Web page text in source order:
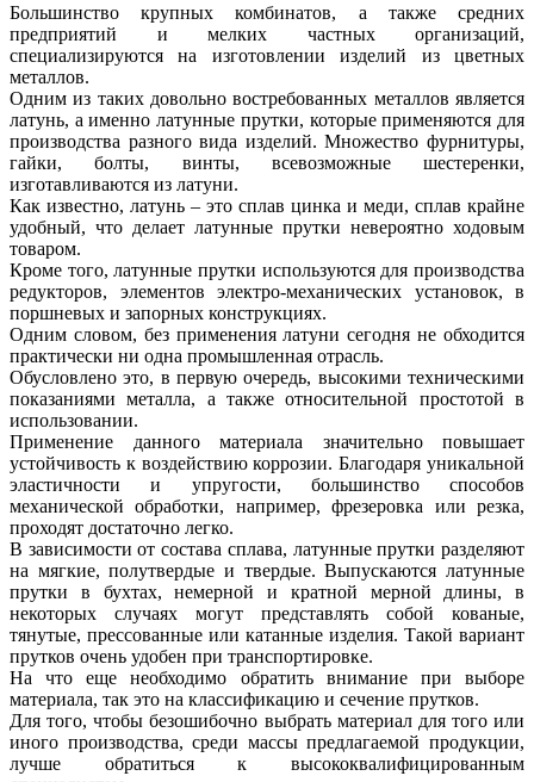
Большинство крупных комбинатов, а также средних
предприятий и мелких частных организаций,
специализируются на изготовлении изделий из цветных
металлов.
Одним из таких довольно востребованных металлов является
латунь, а именно латунные прутки, которые применяются для
производства разного вида изделий. Множество фурнитуры,
гайки, болты, винты, всевозможные шестеренки,
изготавливаются из латуни.
Как известно, латунь – это сплав цинка и меди, сплав крайне
удобный, что делает латунные прутки невероятно ходовым
товаром.
Кроме того, латунные прутки используются для производства
редукторов, элементов электро-механических установок, в
поршневых и запорных конструкциях.
Одним словом, без применения латуни сегодня не обходится
практически ни одна промышленная отрасль.
Обусловлено это, в первую очередь, высокими техническими
показаниями металла, а также относительной простотой в
использовании.
Применение данного материала значительно повышает
устойчивость к воздействию коррозии. Благодаря уникальной
эластичности и упругости, большинство способов
механической обработки, например, фрезеровка или резка,
проходят достаточно легко.
В зависимости от состава сплава, латунные прутки разделяют
на мягкие, полутвердые и твердые. Выпускаются латунные
прутки в бухтах, немерной и кратной мерной длины, в
некоторых случаях могут представлять собой кованые,
тянутые, прессованные или катанные изделия. Такой вариант
прутков очень удобен при транспортировке.
На что еще необходимо обратить внимание при выборе
материала, так это на классификацию и сечение прутков.
Для того, чтобы безошибочно выбрать материал для того или
иного производства, среди массы предлагаемой продукции,
лучше обратиться к высококвалифицированным